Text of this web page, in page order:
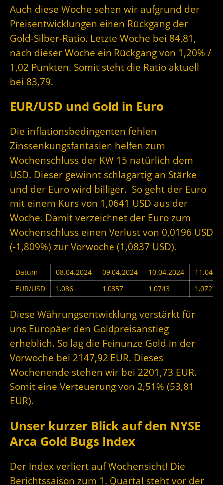
Auch diese Woche sehen wir aufgrund der
Preisentwicklungen einen Rückgang der
Gold-Silber-Ratio. Letzte Woche bei 84,81,
nach dieser Woche ein Rückgang von 1,20% /
1,02 Punkten. Somit steht die Ratio aktuell
bei 83,79.
EUR/USD und Gold in Euro
Die inflationsbedingenten fehlen
Zinssenkungsfantasien helfen zum
Wochenschluss der KW 15 natürlich dem
USD. Dieser gewinnt schlagartig an Stärke
und der Euro wird billiger. So geht der Euro
mit einem Kurs von 1,0641 USD aus der
Woche. Damit verzeichnet der Euro zum
Wochenschluss einen Verlust von 0,0196 USD
(-1,809%) zur Vorwoche (1,0837 USD).
Datum 08.04.2024 09.04.2024 10.04.2024
EUR/USD
1,086 1,0857 1,0743 1,0727
Diese Währungsentwicklung verstärkt für
uns Europäer den Goldpreisanstieg
erheblich. So lag die Feinunze Gold in der
Vorwoche bei 2147,92 EUR. Dieses
Wochenende stehen wir bei 2201,73 EUR.
Somit eine Verteuerung von 2,51% (53,81
EUR).
Unser kurzer Blick auf den NYSE
Arca Gold Bugs Index
Der Index verliert auf Wochensicht! Die
Berichtssaison zum 1. Quartal steht vor der